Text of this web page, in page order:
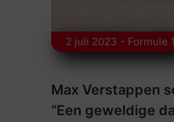
2 juli 2023 - Formule 1
Max Verstappen
“Een geweldige